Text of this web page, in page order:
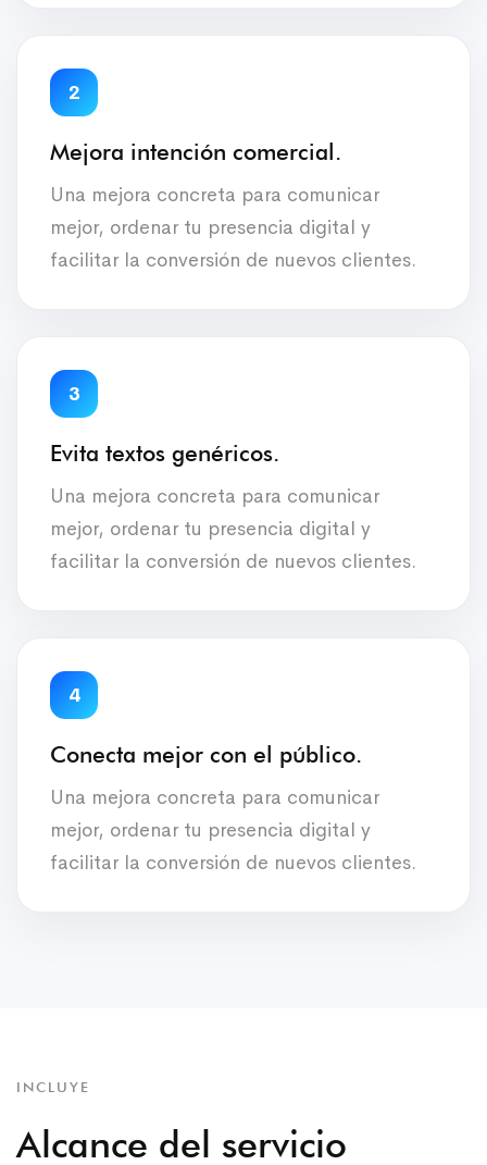
2
Mejora intención comercial.
Una mejora concreta para comunicar
mejor, ordenar tu presencia digital y
facilitar la conversión de nuevos clientes.
3
Evita textos genéricos.
Una mejora concreta para comunicar
mejor, ordenar tu presencia digital y
facilitar la conversión de nuevos clientes.
4
Conecta mejor con el público.
Una mejora concreta para comunicar
mejor, ordenar tu presencia digital y
facilitar la conversión de nuevos clientes.
INCLUYE
Alcance del servicio